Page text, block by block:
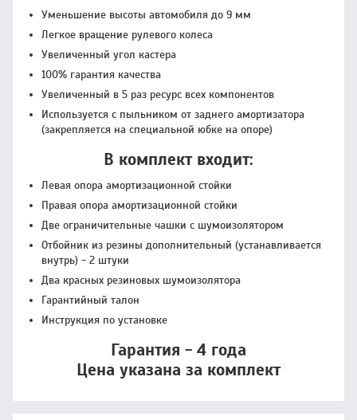
Уменьшение высоты автомобиля до 9 мм
Легкое вращение рулевого колеса
Увеличенный угол кастера
100% гарантия качества
Увеличенный в 5 раз ресурс всех компонентов
Используется с пыльником от заднего амортизатора
(закрепляется на специальной юбке на опоре)
В комплект входит:
Левая опора амортизационной стойки
Правая опора амортизационной стойки
Две ограничительные чашки с шумоизолятором
Отбойник из резины дополнительный (устанавливается
внутрь) - 2 штуки
Два красных резиновых шумоизолятора
Гарантийный талон
Инструкция по установке
Гарантия - 4 года
Цена указана за комплект